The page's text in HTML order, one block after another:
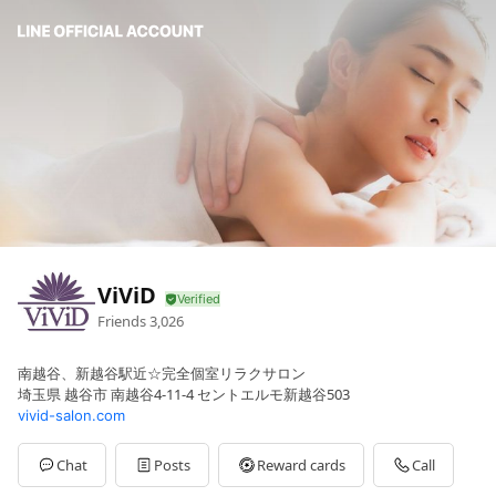
ViViD
Friends3,026
南越谷、新越谷駅近☆完全個室リラクサロン
埼玉県 越谷市 南越谷4-11-4 セントエルモ新越谷503
vivid-salon.com
Chat Posts Reward cards Call